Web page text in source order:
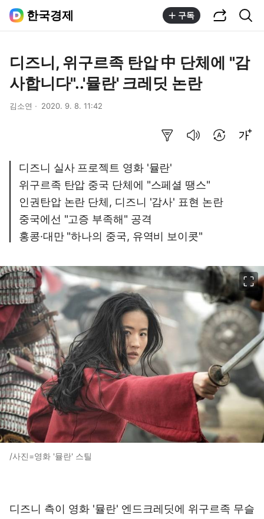
한국경제 구독
디즈니, 위구르족 탄압 中 단체에 "감
사합니다"..'뮬란' 크레딧 논란
김소연 2020. 9. 8. 11:42
디즈니 실사 프로젝트 영화 '뮬란'
위구르족 탄압 중국 단체에 "스페셜 땡스"
인권탄압 논란 단체, 디즈니 '감사' 표현 논란
중국에선 "고증 부족해" 공격
홍콩·대만 "하나의 중국, 유역비 보이콧"
/사진=영화 '뮬란' 스틸
디즈니 측이 영화 '뮬란' 엔드크레딧에 위구르족 무슬